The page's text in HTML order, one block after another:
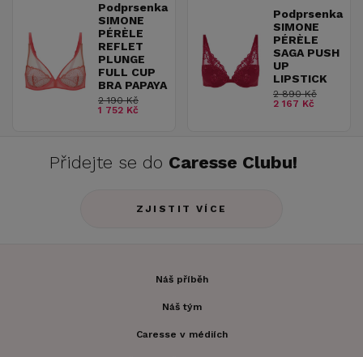
Podprsenka
SIMONE
PÉRÈLE
REFLET
PLUNGE
FULL CUP
BRA PAPAYA
2 190 Kč
1 752 Kč
Podprsenka
SIMONE
PÉRÈLE
SAGA PUSH
UP
LIPSTICK
2 890 Kč
2 167 Kč
Přidejte se do Caresse Clubu!
ZJISTIT VÍCE
Náš příběh
Náš tým
Caresse v médiích